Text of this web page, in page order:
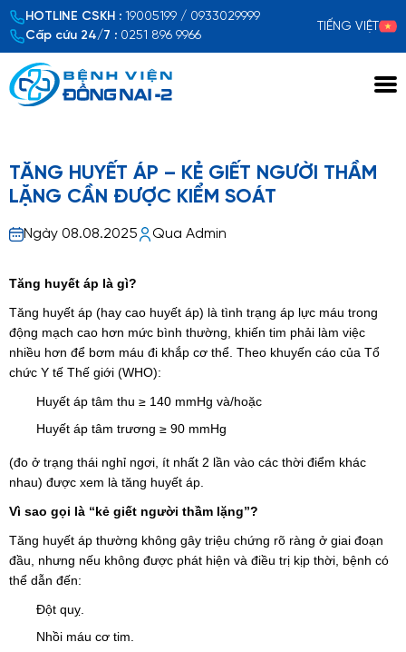
HOTLINE CSKH : 19005199 / 0933029999
Cấp cứu 24/7 : 0251 896 9966
TIẾNG VIỆT
TĂNG HUYẾT ÁP – KẺ GIẾT NGƯỜI THẦM
LẶNG CẦN ĐƯỢC KIỂM SOÁT
Ngày 08.08.2025 Qua Admin
Tăng huyết áp là gì?
Tăng huyết áp (hay cao huyết áp) là tình trạng áp lực máu trong
động mạch cao hơn mức bình thường, khiến tim phải làm việc
nhiều hơn để bơm máu đi khắp cơ thể. Theo khuyến cáo của Tổ
chức Y tế Thế giới (WHO):
Huyết áp tâm thu ≥ 140 mmHg và/hoặc
Huyết áp tâm trương ≥ 90 mmHg
(đo ở trạng thái nghỉ ngơi, ít nhất 2 lần vào các thời điểm khác
nhau) được xem là tăng huyết áp.
Vì sao gọi là “kẻ giết người thầm lặng”?
Tăng huyết áp thường không gây triệu chứng rõ ràng ở giai đoạn
đầu, nhưng nếu không được phát hiện và điều trị kịp thời, bệnh có
thể dẫn đến:
Đột quỵ.
Nhồi máu cơ tim.